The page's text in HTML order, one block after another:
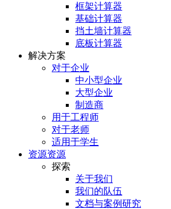
框架计算器
基础计算器
挡土墙计算器
底板计算器
解决方案
对于企业
中小型企业
大型企业
制造商
用于工程师
对于老师
适用于学生
资源资源
探索
关于我们
我们的队伍
文档与案例研究